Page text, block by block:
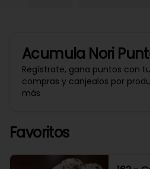
Acumula Nori
Regístrate, gana puntos con
compras y canjealos por
más
Favoritos